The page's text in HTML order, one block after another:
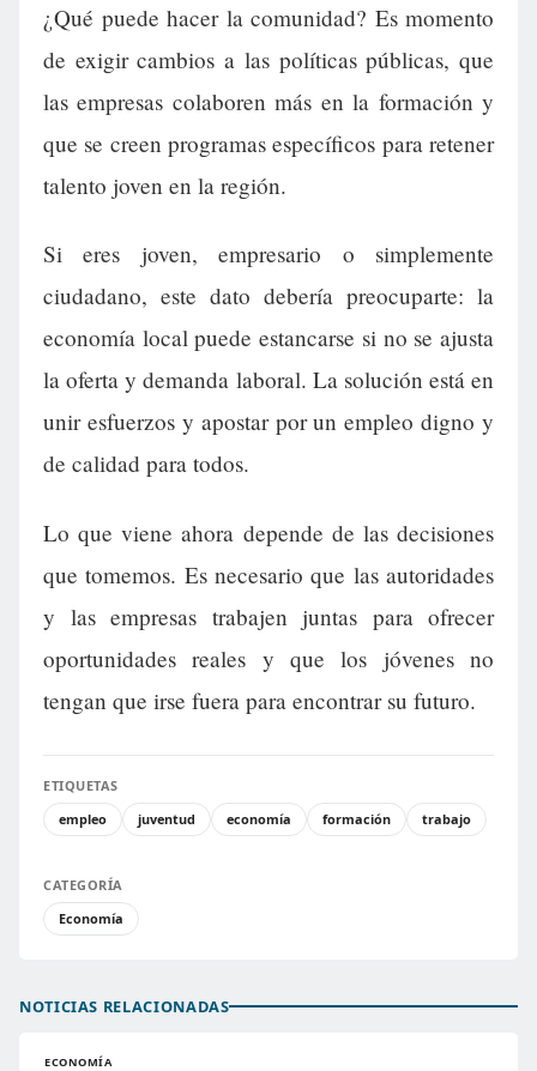
¿Qué puede hacer la comunidad? Es momento
de exigir cambios a las políticas públicas, que
las empresas colaboren más en la formación y
que se creen programas específicos para retener
talento joven en la región.
Si eres joven, empresario o simplemente
ciudadano, este dato debería preocuparte: la
economía local puede estancarse si no se ajusta
la oferta y demanda laboral. La solución está en
unir esfuerzos y apostar por un empleo digno y
de calidad para todos.
Lo que viene ahora depende de las decisiones
que tomemos. Es necesario que las autoridades
y las empresas trabajen juntas para ofrecer
oportunidades reales y que los jóvenes no
tengan que irse fuera para encontrar su futuro.
ETIQUETAS
empleo
juventud economía formación trabajo
CATEGORÍA
Economía
NOTICIAS RELACIONADAS
ECONOMÍA